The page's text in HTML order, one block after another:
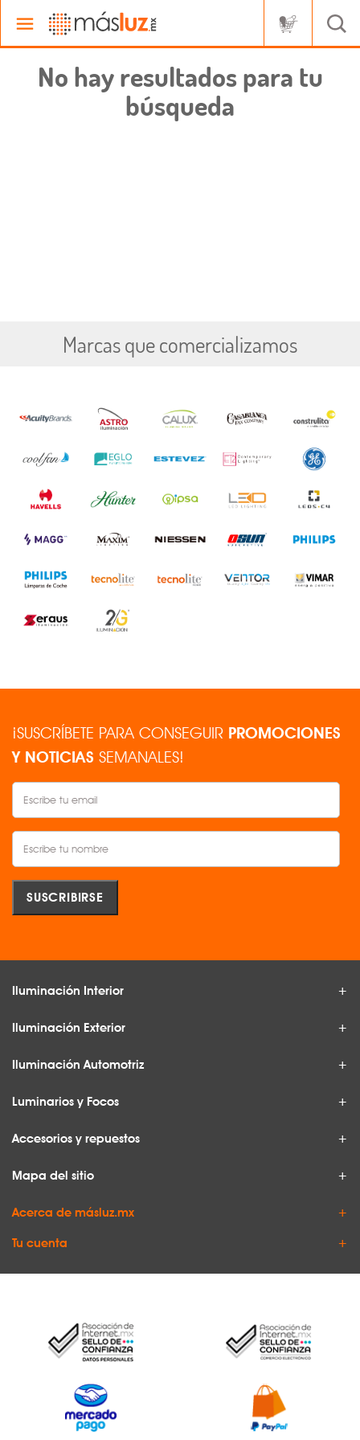
No hay resultados para tu
búsqueda
Marcas que comercializamos
¡SUSCRÍBETE PARA CONSEGUIR PROMOCIONES
Y NOTICIAS SEMANALES!
Iluminación Interior
Iluminación Exterior
Iluminación Automotriz
Luminarios y Focos
Accesorios y repuestos
Mapa del sitio
Acerca de másluz.mx
Tu cuenta